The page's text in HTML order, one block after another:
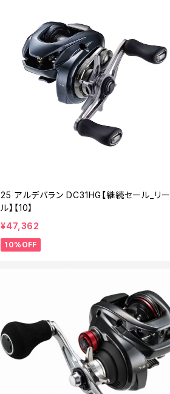
25 アルデバラン DC31HG【継続セール_リー
ル】【10】
¥47,362
10%OFF